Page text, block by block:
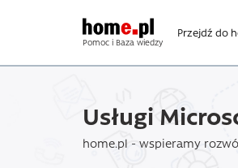
Pomoc i Baza wiedzy
Przejdź do
Usługi
home.pl - wspieramy